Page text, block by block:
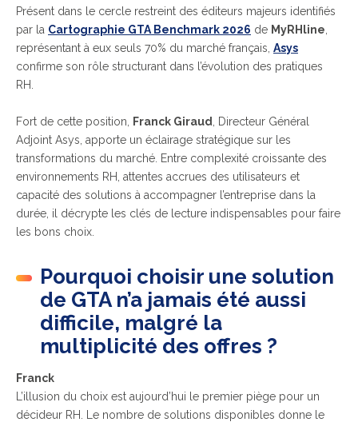
Présent dans le cercle restreint des éditeurs majeurs identifiés
par la Cartographie GTA Benchmark 2026 de MyRHline
représentant à eux seuls 70% du marché français, Asys
confirme son rôle structurant dans l’évolution des pratiques
RH.
Fort de cette position, Franck Giraud
, Directeur Général
Adjoint Asys, apporte un éclairage stratégique sur les
transformations du marché. Entre complexité croissante des
environnements RH, attentes accrues des utilisateurs et
capacité des solutions à accompagner l’entreprise dans la
durée, il décrypte les clés de lecture indispensables pour faire
les bons choix.
Pourquoi choisir une solution
de GTA n’a jamais été aussi
difficile, malgré la
multiplicité des offres ?
Franck
L’illusion du choix est aujourd’hui le premier piège pour un
décideur RH. Le nombre de solutions disponibles donne le